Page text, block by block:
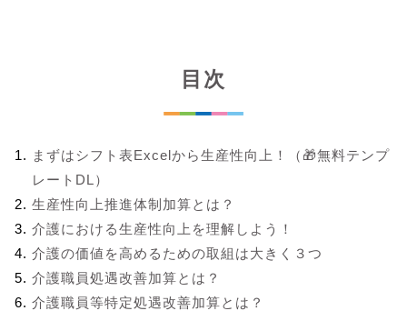
目次
まずはシフト表Excelから生産性向上！（🎁無料テンプ
レートDL）
生産性向上推進体制加算とは？
介護における生産性向上を理解しよう！
介護の価値を高めるための取組は大きく３つ
介護職員処遇改善加算とは？
介護職員等特定処遇改善加算とは？